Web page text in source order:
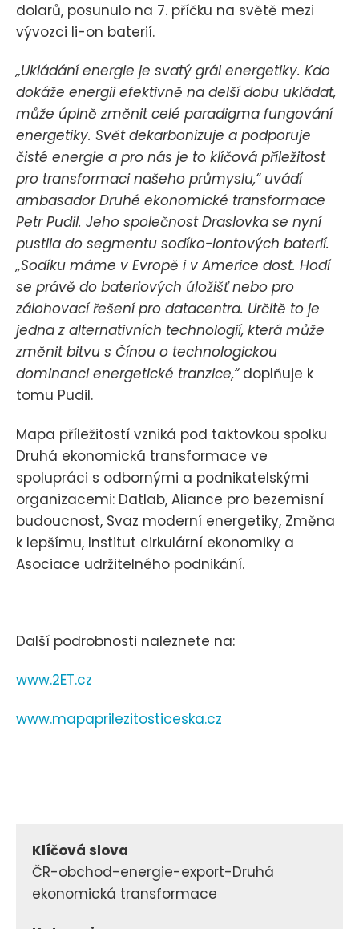
dolarů, posunulo na 7. příčku na světě mezi
vývozci li-on baterií.
„Ukládání energie je svatý grál energetiky. Kdo
dokáže energii efektivně na delší dobu ukládat,
může úplně změnit celé paradigma fungování
energetiky. Svět dekarbonizuje a podporuje
čisté energie a pro nás je to klíčová příležitost
pro transformaci našeho průmyslu,“ uvádí
ambasador Druhé ekonomické transformace
Petr Pudil. Jeho společnost Draslovka se nyní
pustila do segmentu sodíko-iontových baterií.
„Sodíku máme v Evropě i v Americe dost. Hodí
se právě do bateriových úložišť nebo pro
zálohovací řešení pro datacentra. Určitě to je
jedna z alternativních technologií, která může
změnit bitvu s Čínou o technologickou
dominanci energetické tranzice,“doplňuje k
tomu Pudil.
Mapa příležitostí vzniká pod taktovkou spolku
Druhá ekonomická transformace ve
spolupráci s odbornými a podnikatelskými
organizacemi: Datlab, Aliance pro bezemisní
budoucnost, Svaz moderní energetiky, Změna
k lepšímu, Institut cirkulární ekonomiky a
Asociace udržitelného podnikání.
Další podrobnosti naleznete na:
www.2ET.cz
www.mapaprilezitosticeska.cz
Klíčová slova
ČR-obchod-energie-export-Druhá
ekonomická transformace